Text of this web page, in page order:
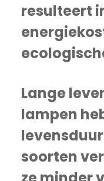
resulteert
Lange
lampen
soorten